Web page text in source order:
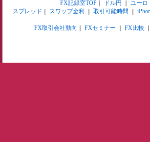
FX記録室TOP｜ ドル円 ユーロ
スプレッド
スワップ金利 取引可能時間
FX取引会社動向 FXセミナー FX比較